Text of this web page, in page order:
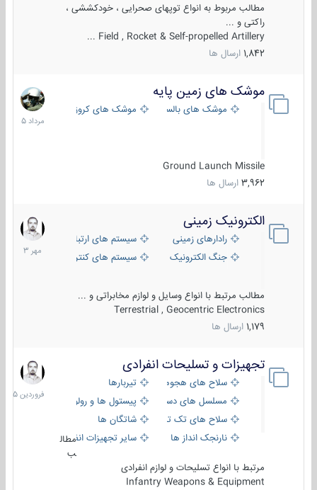
مطالب مربوط به انواع توپهای صحرایی ، خودکششی ،
راکتی و ...
Field , Rocket & Self-propelled Artillery ...
1,842 ارسال ها
موشک های زمین پایه
موشک های بالستیک موشک های کروز
Ground Launch Missile
3,962 ارسال ها
2
مرداد
1405
الکترونیک زمینی
رادارهای زمینی
سیستم های ارتباطی و جمع آوری
جنگ الکترونیک
سیستم های کنترل آتش و تجهیزات
مطالب مرتبط با انواع وسایل و لوازم مخابراتی و ...
Terrestrial , Geocentric Electronics
1,179 ارسال ها
1
مهر
1403
تجهیزات و تسلیحات انفرادی
سلاح های هجومی
تیربارها
مسلسل های دستی
پیستول ها و رولورها
سلاح های تک تیر اندازیشاتگان ها
نارنجک انداز ها
سایر تجهیزات انفرادی
مطال
ب
مرتبط با انواع تسلیحات و لوازم انفرادی
Infantry Weapons & Equipment
17
فروردین
1405